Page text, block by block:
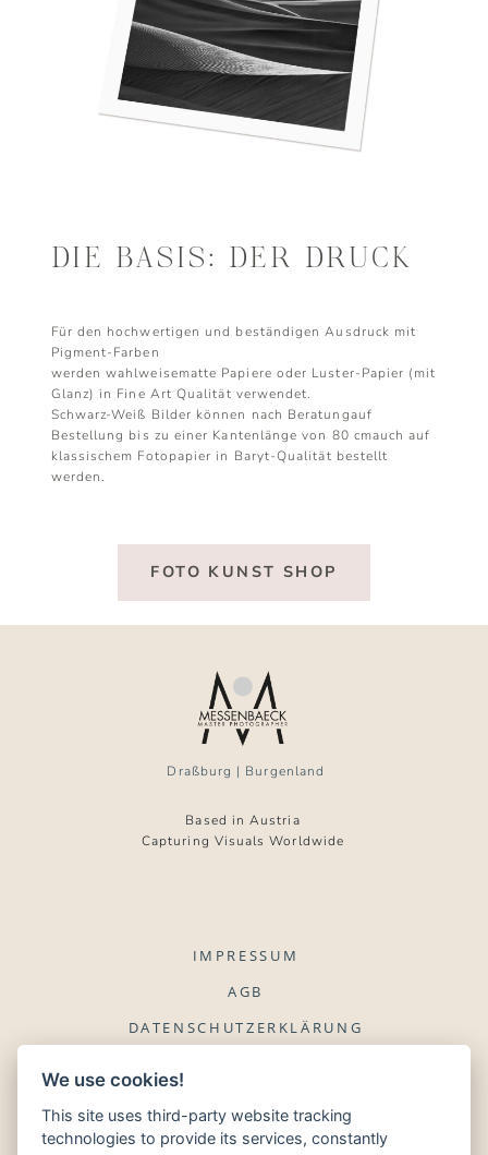
DIE BASIS: DER DRUCK
Für den hochwertigen und beständigen Ausdruck mit
Pigment-Farben
werden wahlweisematte Papiere oder Luster-Papier (mit
Glanz) in Fine Art Qualität verwendet.
Schwarz-Weiß Bilder können nach Beratungauf
Bestellung bis zu einer Kantenlänge von 80 cmauch auf
klassischem Fotopapier in Baryt-Qualität bestellt
werden.
FOTO KUNST SHOP
FOTOGRAF
IMPRESSUM
AGB
DATENSCHUTZERKLÄRUNG
Draßburg | Burgenland
Based in Austria
Capturing Visuals Worldwide
We use cookies!
This site uses third-party website tracking
technologies to provide its services, constantly